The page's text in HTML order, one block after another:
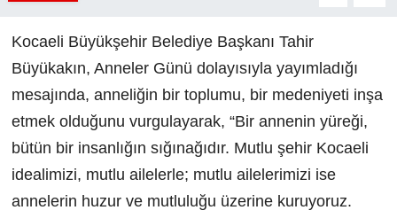
Kocaeli Büyükşehir Belediye Başkanı Tahir
Büyükakın, Anneler Günü dolayısıyla yayımladığı
mesajında, anneliğin bir toplumu, bir medeniyeti inşa
etmek olduğunu vurgulayarak, “Bir annenin yüreği,
bütün bir insanlığın sığınağıdır. Mutlu şehir Kocaeli
idealimizi, mutlu ailelerle; mutlu ailelerimizi ise
annelerin huzur ve mutluluğu üzerine kuruyoruz.